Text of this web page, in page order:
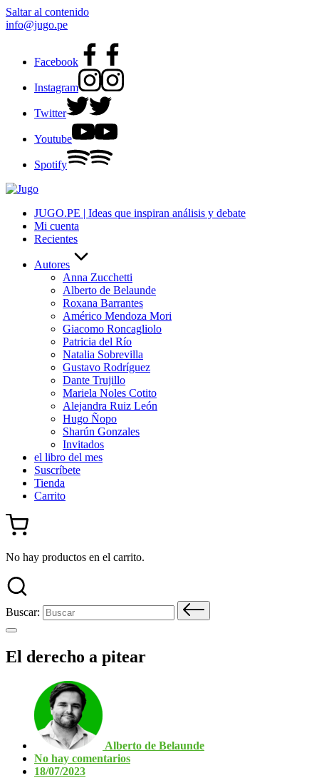
Saltar al contenido
info@jugo.pe
Facebook
Instagram
Twitter
Youtube
Spotify
JUGO.PE | Ideas que inspiran análisis y debate
Mi cuenta
Recientes
Autores
Anna Zucchetti
Alberto de Belaunde
Roxana Barrantes
Américo Mendoza Mori
Giacomo Roncagliolo
Patricia del Río
Natalia Sobrevilla
Gustavo Rodríguez
Dante Trujillo
Mariela Noles Cotito
Alejandra Ruiz León
Hugo Ñopo
Sharún Gonzales
Invitados
el libro del mes
Suscríbete
Tienda
Carrito
No hay productos en el carrito.
Buscar:
El derecho a pitear
Alberto de Belaunde
No hay comentarios
18/07/2023